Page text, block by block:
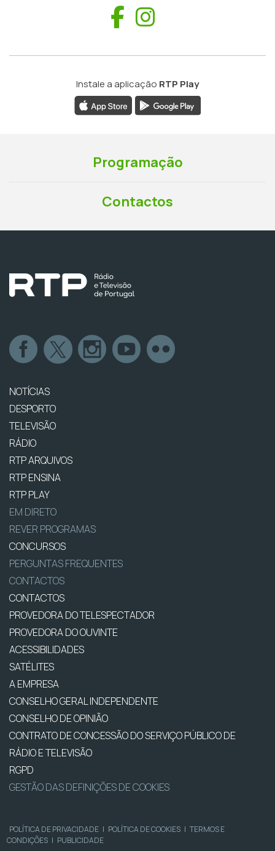
Facebook
Instale a aplicação RTP Play
Programação
Contactos
NOTÍCIAS
DESPORTO
TELEVISÃO
RÁDIO
RTP ARQUIVOS
RTP ENSINA
RTP PLAY
EM DIRETO
REVER PROGRAMAS
CONCURSOS
PERGUNTAS FREQUENTES
CONTACTOS
CONTACTOS
PROVEDORA DO TELESPECTADOR
PROVEDORA DO OUVINTE
ACESSIBILIDADES
SATÉLITES
A EMPRESA
CONSELHO GERAL INDEPENDENTE
CONSELHO DE OPINIÃO
CONTRATO DE CONCESSÃO DO SERVIÇO PÚBLICO DE
RÁDIO E TELEVISÃO
RGPD
GESTÃO DAS DEFINIÇÕES DE COOKIES
POLÍTICA DE PRIVACIDADE | POLÍTICA DE COOKIES | TERMOS E
CONDIÇÕES | PUBLICIDADE